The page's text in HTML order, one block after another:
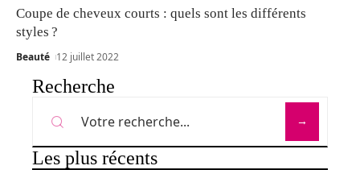
Coupe de cheveux courts : quels sont les différents
styles ?
Beauté 12 juillet 2022
Recherche
Les plus récents